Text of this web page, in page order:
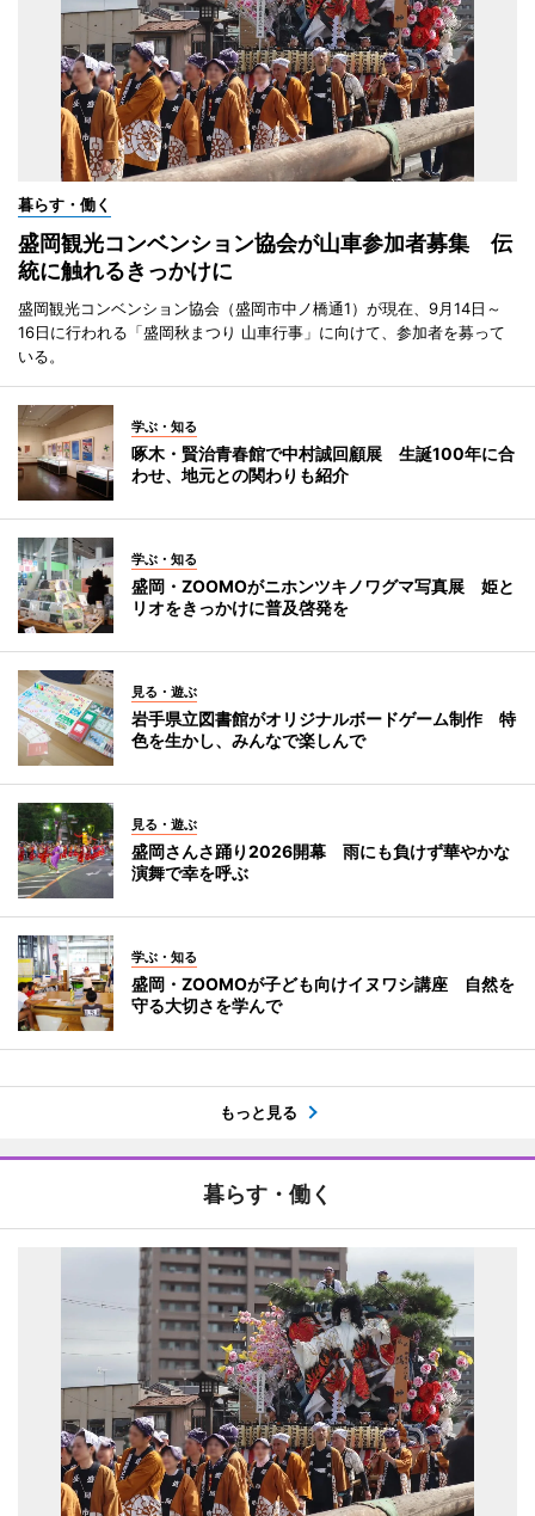
暮らす・働く
盛岡観光コンベンション協会が山車参加者募集 伝
統に触れるきっかけに
盛岡観光コンベンション協会（盛岡市中ノ橋通1）が現在、9月14日～
16日に行われる「盛岡秋まつり 山車行事」に向けて、参加者を募って
いる。
学ぶ・知る
啄木・賢治青春館で中村誠回顧展 生誕100年に合
わせ、地元との関わりも紹介
学ぶ・知る
盛岡・ZOOMOがニホンツキノワグマ写真展 姫と
リオをきっかけに普及啓発を
見る・遊ぶ
岩手県立図書館がオリジナルボードゲーム制作 特
色を生かし、みんなで楽しんで
見る・遊ぶ
盛岡さんさ踊り2026開幕 雨にも負けず華やかな
演舞で幸を呼ぶ
学ぶ・知る
盛岡・ZOOMOが子ども向けイヌワシ講座 自然を
守る大切さを学んで
もっと見る
暮らす・働く